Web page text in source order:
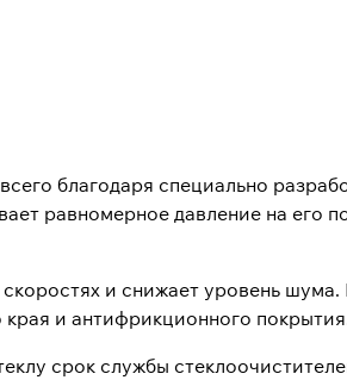
благодаря специально
равномерное давление на его
и снижает уровень шума.
и антифрикционного
срок службы